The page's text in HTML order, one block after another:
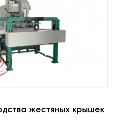
жестяных крышек